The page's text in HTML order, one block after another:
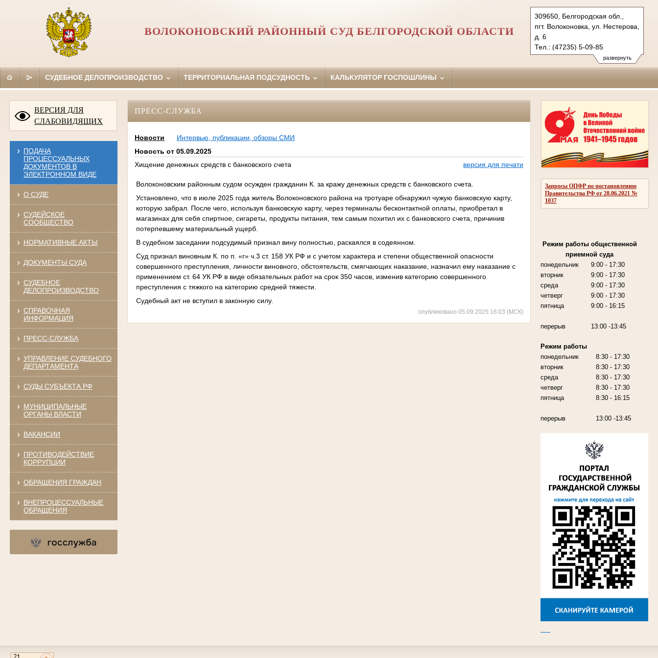
развернуть
309650, Белгородская обл.,
пгт. Волоконовка, ул. Нестерова,
д. 6
Тел.: (47235) 5-09-85
volokonovsky.blg@sudrf.ru
ВОЛОКОНОВСКИЙ РАЙОННЫЙ СУД БЕЛГОРОДСКОЙ ОБЛАСТИ
СУДЕБНОЕ ДЕЛОПРОИЗВОДСТВО ТЕРРИТОРИАЛЬНАЯ ПОДСУДНОСТЬ КАЛЬКУЛЯТОР ГОСПОШЛИНЫ
ВЕРСИЯ ДЛЯ
СЛАБОВИДЯЩИХ
ПОДАЧА
ПРОЦЕССУАЛЬНЫХ
ДОКУМЕНТОВ В
ЭЛЕКТРОННОМ ВИДЕ
О СУДЕ
СУДЕЙСКОЕ
СООБЩЕСТВО
НОРМАТИВНЫЕ АКТЫ
ДОКУМЕНТЫ СУДА
СУДЕБНОЕ
ДЕЛОПРОИЗВОДСТВО
СПРАВОЧНАЯ
ИНФОРМАЦИЯ
ПРЕСС-СЛУЖБА
УПРАВЛЕНИЕ СУДЕБНОГО
ДЕПАРТАМЕНТА
СУДЫ СУБЪЕКТА РФ
МУНИЦИПАЛЬНЫЕ
ОРГАНЫ ВЛАСТИ
ВАКАНСИИ
ПРОТИВОДЕЙСТВИЕ
КОРРУПЦИИ
ОБРАЩЕНИЯ ГРАЖДАН
ВНЕПРОЦЕССУАЛЬНЫЕ
ОБРАЩЕНИЯ
Запросы ОПФР по постановлению
Правительства РФ от 28.06.2021 №
1037
Режим работыобщественной
приемной суда
понедельник
вторник
среда
четверг
пятница
9:00 - 17:30
9:00 - 17:30
9:00 - 17:30
9:00 - 17:30
9:00 - 16:15
перерыв 13:00 -13:45
Режим работы
понедельник
вторник
среда
четверг
пятница
перерыв
8:30 - 17:30
8:30 - 17:30
8:30 - 17:30
8:30 - 17:30
8:30 - 16:15
13:00 -13:45
ПРЕСС-СЛУЖБА
Новости
Интервью, публикации, обзоры СМИ
Новость от 05.09.2025
Хищение денежных средств с банковского счета
версия для печати
Волоконовским районным судом осужден гражданин К. за кражу денежных средств с банковского счета.
Установлено, что в июле 2025 года житель Волоконовского района на тротуаре обнаружил чужую банковскую карту,
которую забрал. После чего, используя банковскую карту, через терминалы бесконтактной оплаты, приобретал в
магазинах для себя спиртное, сигареты, продукты питания, тем самым похитил их с банковского счета, причинив
потерпевшему материальный ущерб.
В судебном заседании подсудимый признал вину полностью, раскаялся в содеянном.
Суд признал виновным К. по п. «г» ч.3 ст. 158 УК РФ и с учетом характера и степени общественной опасности
совершенного преступления, личности виновного, обстоятельств, смягчающих наказание, назначил ему наказание с
применением ст. 64 УК РФ в виде обязательных работ на срок 350 часов, изменив категорию совершенного
преступления с тяжкого на категорию средней тяжести.
Судебный акт не вступил в законную силу.
опубликовано 05.09.2025 16:03 (МСК)